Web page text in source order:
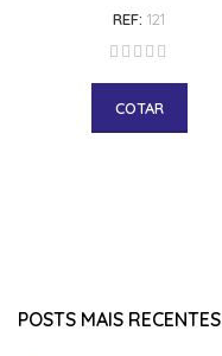
REF: 121
COTAR
POSTS MAIS RECENTES